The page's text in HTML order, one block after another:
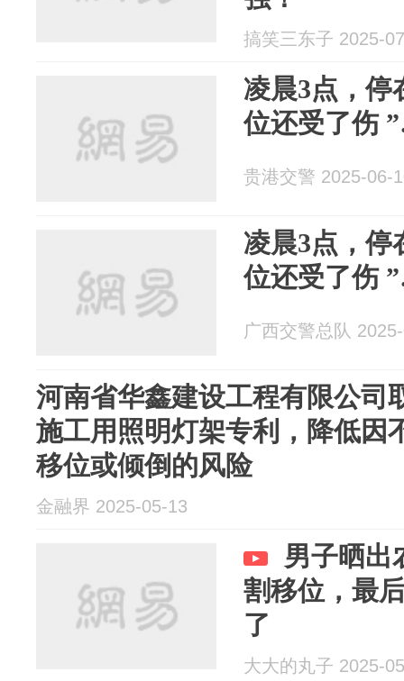
搞笑三东子 2025-
凌晨3点，停
位还受了伤
贵港交警 2025-06-
凌晨3点，停
位还受了伤
广西交警总队
河南省华鑫建设工程有限公司
施工用照明灯架专利，降低因
移位或倾倒的风险
金融界 2025-05-13
男子晒出
割移位，最
了
大大的丸子 2025-